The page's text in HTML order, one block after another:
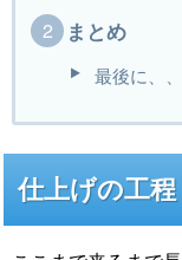
まとめ
最後に、、
仕上げの工程